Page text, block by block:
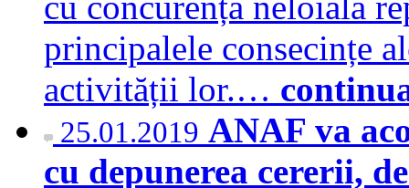
principalele consecințe
activității lor.…
25.01.2019 ANAF va
cu depunerea cererii,